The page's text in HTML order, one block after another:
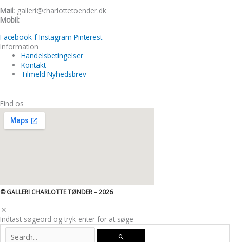
Mail: galleri@charlottetoender.dk
Mobil:
Facebook-f Instagram Pinterest
Information
Handelsbetingelser
Kontakt
Tilmeld Nyhedsbrev
Find os
© GALLERI CHARLOTTE TØNDER – 2026
Indtast søgeord og tryk enter for at søge